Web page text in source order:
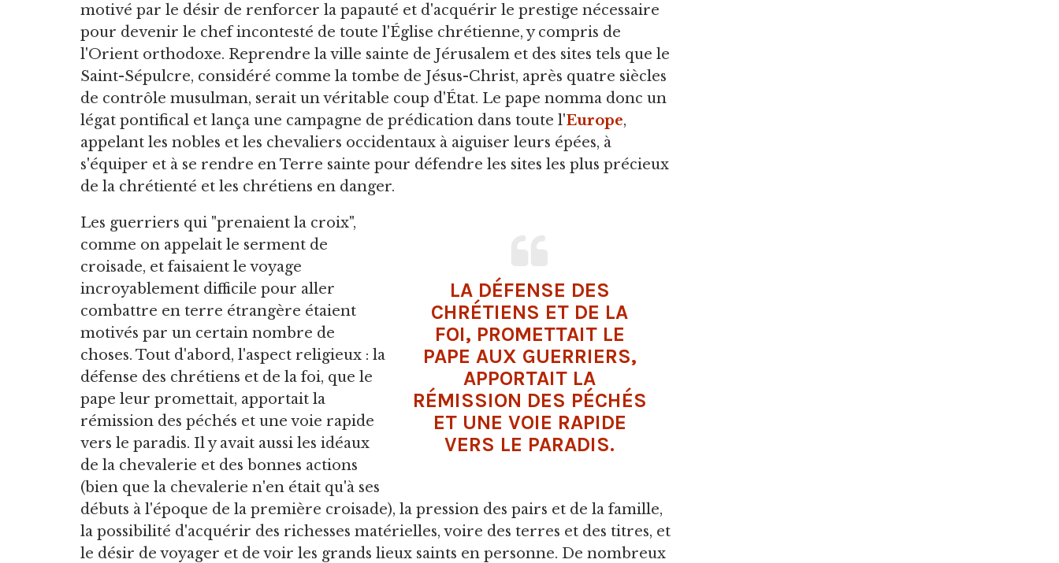
motivé par le désir de renforcer la papauté et d'acquérir le prestige nécessaire
pour devenir le chef incontesté de toute l'Église chrétienne, y compris de
l'Orient orthodoxe. Reprendre la ville sainte de Jérusalem et des sites tels que le
Saint-Sépulcre, considéré comme la tombe de Jésus-Christ, après quatre siècles
de contrôle musulman, serait un véritable coup d'État. Le pape nomma donc un
légat pontifical et lança une campagne de prédication dans toute l'Europe,
appelant les nobles et les chevaliers occidentaux à aiguiser leurs épées, à
s'équiper et à se rendre en Terre sainte pour défendre les sites les plus précieux
de la chrétienté et les chrétiens en danger.
LA DÉFENSE DES
CHRÉTIENS ET DE LA
FOI, PROMETTAIT LE
PAPE AUX GUERRIERS,
APPORTAIT LA
RÉMISSION DES PÉCHÉS
ET UNE VOIE RAPIDE
VERS LE PARADIS.
Les guerriers qui "prenaient la croix",
comme on appelait le serment de
croisade, et faisaient le voyage
incroyablement difficile pour aller
combattre en terre étrangère étaient
motivés par un certain nombre de
choses. Tout d'abord, l'aspect religieux : la
défense des chrétiens et de la foi, que le
pape leur promettait, apportait la
rémission des péchés et une voie rapide
vers le paradis. Il y avait aussi les idéaux
de la chevalerie et des bonnes actions
(bien que la chevalerie n'en était qu'à ses
débuts à l'époque de la première croisade), la pression des pairs et de la famille,
la possibilité d'acquérir des richesses matérielles, voire des terres et des titres, et
le désir de voyager et de voir les grands lieux saints en personne. De nombreux